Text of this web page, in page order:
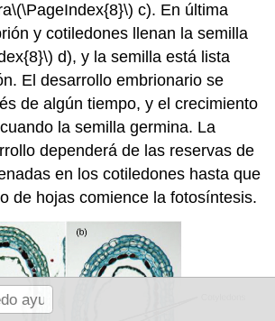
\(\PageIndex{8}\) c). En última
y cotiledones llenan la semilla
d), y la semilla está lista
El desarrollo embrionario se
de algún tiempo, y el crecimiento
la semilla germina. La
dependerá de las reservas de
en los cotiledones hasta que
de hojas comience la fotosíntesis.